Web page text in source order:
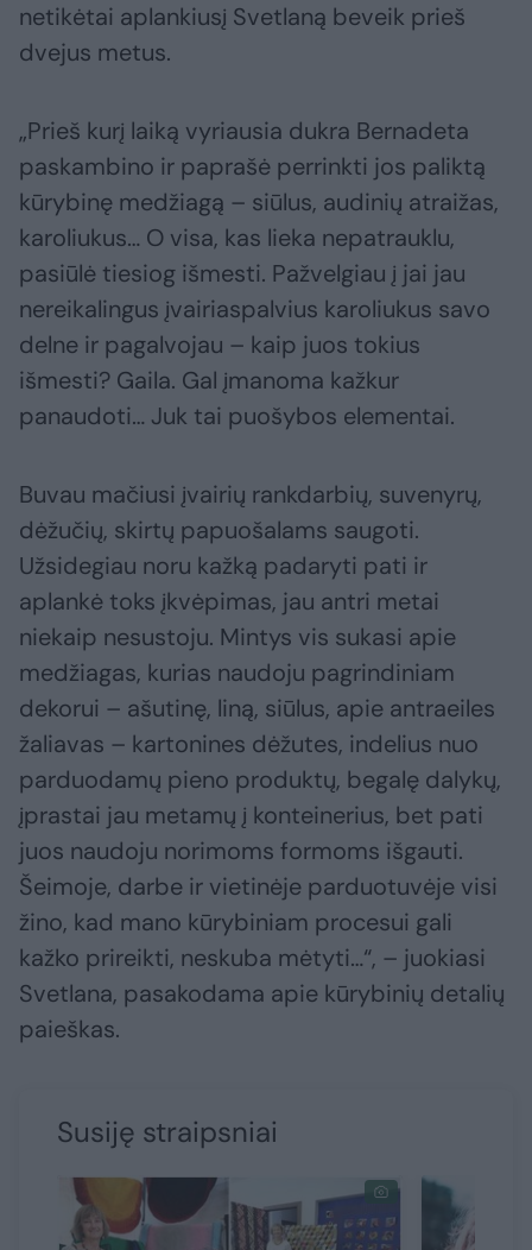
netikėtai aplankiusį Svetlaną beveik prieš
dvejus metus.
„Prieš kurį laiką vyriausia dukra Bernadeta
paskambino ir paprašė perrinkti jos paliktą
kūrybinę medžiagą – siūlus, audinių atraižas,
karoliukus… O visa, kas lieka nepatrauklu,
pasiūlė tiesiog išmesti. Pažvelgiau į jai jau
nereikalingus įvairiaspalvius karoliukus savo
delne ir pagalvojau – kaip juos tokius
išmesti? Gaila. Gal įmanoma kažkur
panaudoti… Juk tai puošybos elementai.
Buvau mačiusi įvairių rankdarbių, suvenyrų,
dėžučių, skirtų papuošalams saugoti.
Užsidegiau noru kažką padaryti pati ir
aplankė toks įkvėpimas, jau antri metai
niekaip nesustoju. Mintys vis sukasi apie
medžiagas, kurias naudoju pagrindiniam
dekorui – ašutinę, liną, siūlus, apie antraeiles
žaliavas – kartonines dėžutes, indelius nuo
parduodamų pieno produktų, begalę dalykų,
įprastai jau metamų į konteinerius, bet pati
juos naudoju norimoms formoms išgauti.
Šeimoje, darbe ir vietinėje parduotuvėje visi
žino, kad mano kūrybiniam procesui gali
kažko prireikti, neskuba mėtyti…“, – juokiasi
Svetlana, pasakodama apie kūrybinių detalių
paieškas.
Susiję straipsniai